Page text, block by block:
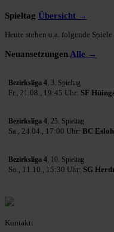
Spieltag Übersicht →
Heute stehen u.a. folgende Spiele
Neuansetzungen Alle →
Bezirksliga 4, 3. Spieltag
Fr., 21.08., 19:45 Uhr: SF
Bezirksliga 4, 25. Spieltag
Sa., 24.04., 17:00 Uhr: BC
Bezirksliga 4, 10. Spieltag
So., 11.10., 15:30 Uhr: SG
Kontakt: